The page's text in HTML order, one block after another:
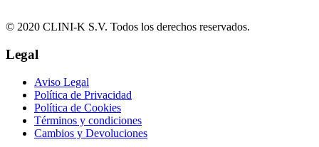
© 2020 CLINI-K S.V. Todos los derechos reservados.
Legal
Aviso Legal
Política de Privacidad
Política de Cookies
Términos y condiciones
Cambios y Devoluciones